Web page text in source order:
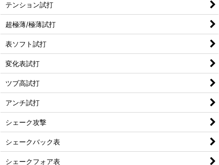
テンション試打
超極薄/極薄試打
表ソフト試打
変化表試打
ツブ高試打
アンチ試打
シェーク攻撃
シェークバック表
シェークフォア表